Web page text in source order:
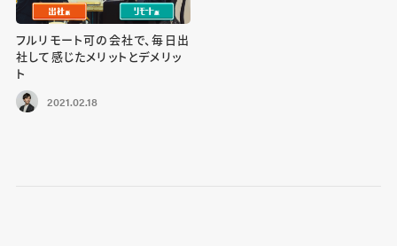
フルリモート可の会社で、毎日出
社して感じたメリットとデメリッ
ト
2021.02.18